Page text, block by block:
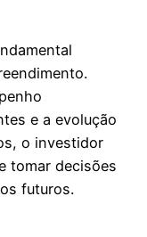
e a evolução
o investidor
tomar decisões
futuros.